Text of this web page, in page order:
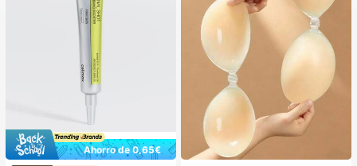
Ahorro de 0,65€